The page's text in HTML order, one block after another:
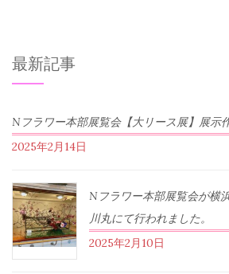
最新記事
Nフラワー本部展覧会【大リース展】展示
2025年2月14日
Nフラワー本部展覧会が横
川丸にて行われました。
2025年2月10日